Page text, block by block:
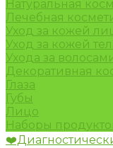
Натуральная
Лечебная
Уход за кожей
Уход за кожей
Ухода за
Декоративная
Глаза
Губы
Лицо
Наборы